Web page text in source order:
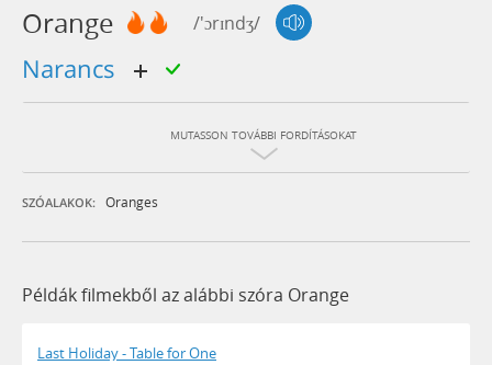
Orange /'ɔrɪndʒ/
narancs
MUTASSON TOVÁBBI FORDÍTÁSOKAT
SZÓALAKOK: Oranges
Példák filmekből az alábbi szóra Orange
Last Holiday - Table for One